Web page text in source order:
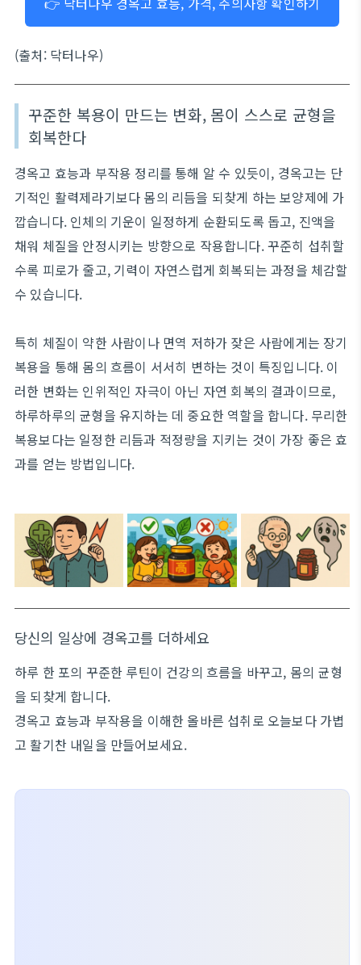
(출처: 닥터나우)
꾸준한 복용이 만드는 변화, 몸이 스스로 균형을
회복한다
경옥고 효능과 부작용 정리를 통해 알 수 있듯이, 경옥고는 단
기적인 활력제라기보다 몸의 리듬을 되찾게 하는 보양제에 가
깝습니다. 인체의 기운이 일정하게 순환되도록 돕고, 진액을
채워 체질을 안정시키는 방향으로 작용합니다. 꾸준히 섭취할
수록 피로가 줄고, 기력이 자연스럽게 회복되는 과정을 체감할
수 있습니다.
특히 체질이 약한 사람이나 면역 저하가 잦은 사람에게는 장기
복용을 통해 몸의 흐름이 서서히 변하는 것이 특징입니다. 이
러한 변화는 인위적인 자극이 아닌 자연 회복의 결과이므로,
하루하루의 균형을 유지하는 데 중요한 역할을 합니다. 무리한
복용보다는 일정한 리듬과 적정량을 지키는 것이 가장 좋은 효
과를 얻는 방법입니다.
당신의 일상에 경옥고를 더하세요
하루 한 포의 꾸준한 루틴이 건강의 흐름을 바꾸고, 몸의 균형
을 되찾게 합니다.
경옥고 효능과 부작용을 이해한 올바른 섭취로 오늘보다 가볍
고 활기찬 내일을 만들어보세요.